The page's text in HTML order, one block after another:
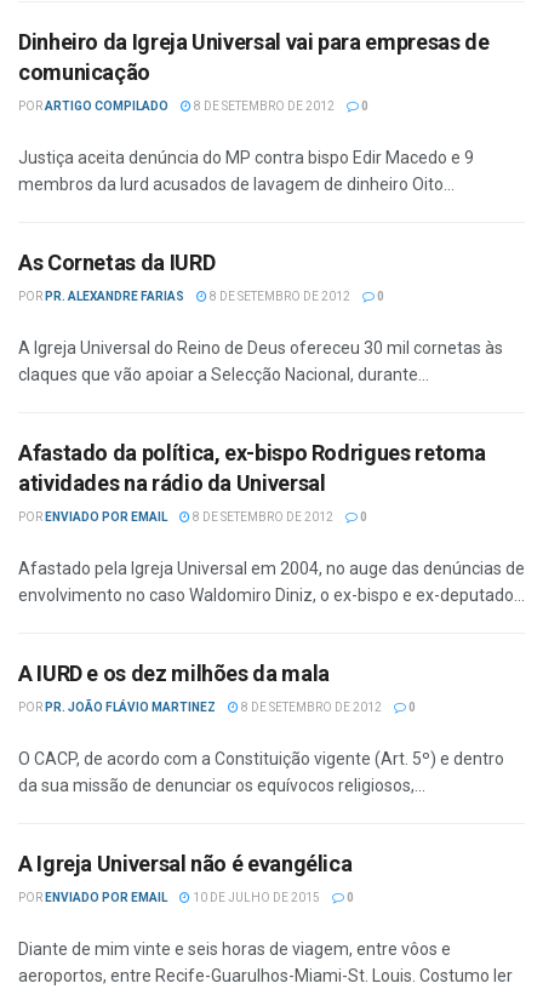
Dinheiro da Igreja Universal vai para empresas de
comunicação
PORARTIGO COMPILADO 8 DE SETEMBRO DE 2012 0
Justiça aceita denúncia do MP contra bispo Edir Macedo e 9
membros da Iurd acusados de lavagem de dinheiro Oito...
As Cornetas da IURD
POR PR. ALEXANDRE FARIAS 8 DE SETEMBRO DE 2012 0
A Igreja Universal do Reino de Deus ofereceu 30 mil cornetas às
claques que vão apoiar a Selecção Nacional, durante...
Afastado da política, ex-bispo Rodrigues retoma
atividades na rádio da Universal
POR ENVIADO POR EMAIL 8 DE SETEMBRO DE 2012 0
Afastado pela Igreja Universal em 2004, no auge das denúncias de
envolvimento no caso Waldomiro Diniz, o ex-bispo e ex-deputado...
A IURD e os dez milhões da mala
POR PR. JOÃO FLÁVIO MARTINEZ 8 DE SETEMBRO DE 2012 0
O CACP, de acordo com a Constituição vigente (Art. 5º) e dentro
da sua missão de denunciar os equívocos religiosos,...
A Igreja Universal não é evangélica
POR ENVIADO POR EMAIL 10 DE JULHO DE 2015 0
Diante de mim vinte e seis horas de viagem, entre vôos e
aeroportos, entre Recife-Guarulhos-Miami-St. Louis. Costumo ler